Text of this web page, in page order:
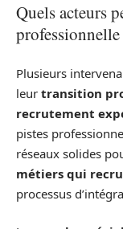
Quels acteurs
Plusieurs
leur transition
recrutement
pistes
réseaux solides
métiers qui
processus